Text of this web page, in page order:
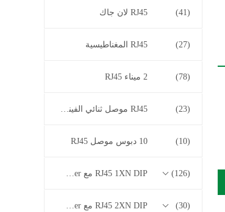
RJ45 لان جاك (41)
RJ45 المغناطيسية (27)
2 ميناء RJ45 (78)
RJ45 موصل ثنائي الفينيل متعدد الكلور (23)
10 دبوس موصل RJ45 (10)
RJ45 1XN DIP مع 10/100/1000M Base-T Series Transformer (126)
RJ45 2XN DIP مع 10/100/1000M Base-T Series Transformer (30)